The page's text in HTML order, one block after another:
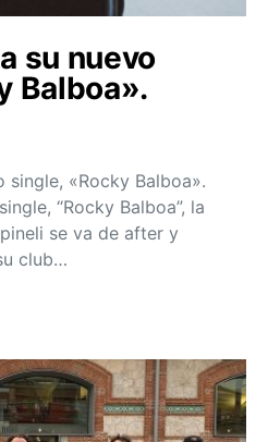
su nuevo
Balboa».
single, «Rocky Balboa».
“Rocky Balboa”, la
se va de after y
club…